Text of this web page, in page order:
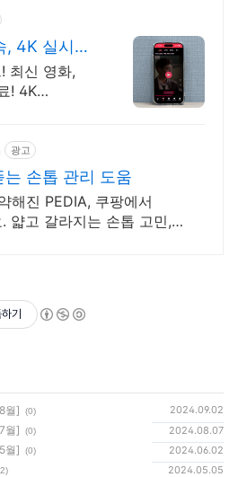
, 4K 실시간
최신 영화,
! 4K
광고
는 손톱 관리 도움
해진 PEDIA, 쿠팡에서
얇고 갈라지는 손톱 고민,
기
월] (0) 2024.09.02
월] (0) 2024.08.07
월] (0) 2024.06.02
2024.05.05